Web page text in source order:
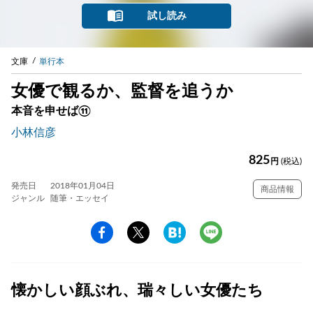
試し読み
文庫 単行本
女優で観るか、監督を追うか
本音を申せば⑪
小林信彦
825 円 (税込)
発売日
2018年01月04日
ジャンル
随筆・エッセイ
商品情報
懐かしい顔ぶれ、瑞々しい女優たち